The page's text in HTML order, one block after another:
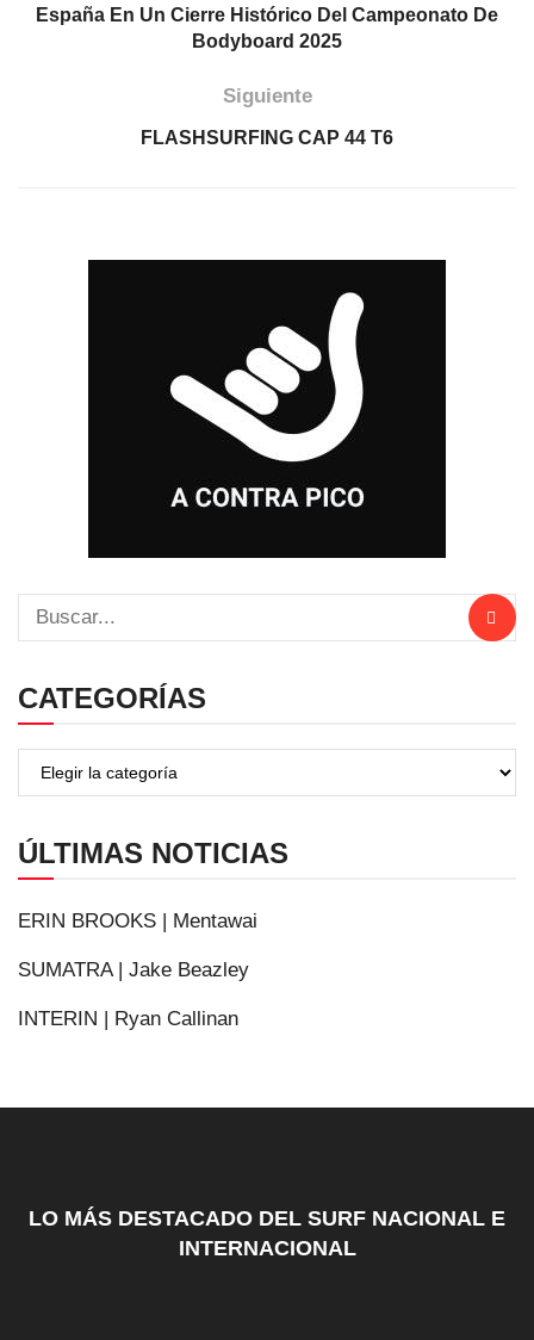
España En Un Cierre Histórico Del Campeonato De
Bodyboard 2025
Siguiente
FLASHSURFING CAP 44 T6
CATEGORÍAS
ÚLTIMAS NOTICIAS
ERIN BROOKS | Mentawai
SUMATRA | Jake Beazley
INTERIN | Ryan Callinan
LO MÁS DESTACADO DEL SURF NACIONAL E
INTERNACIONAL